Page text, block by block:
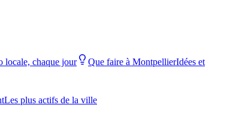
locale, chaque jour Que faire à MontpellierIdées et
Les plus actifs de la ville